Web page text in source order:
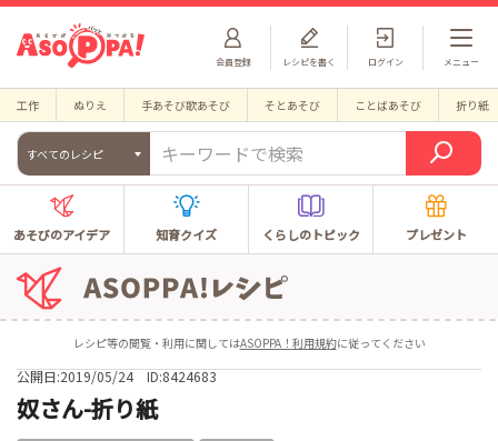
会員登録 ログイン
レシピを書く メニュー
工作 ぬりえ 手あそび歌あそび そとあそび ことばあそび 折り紙
すべてのレシピ
あそびのアイデア 知育クイズ くらしのトピック プレゼント
レシピ等の閲覧・利用に関してはASOPPA！利用規約に従ってください
公開日:2019/05/24 ID:8424683
奴さん-折り紙